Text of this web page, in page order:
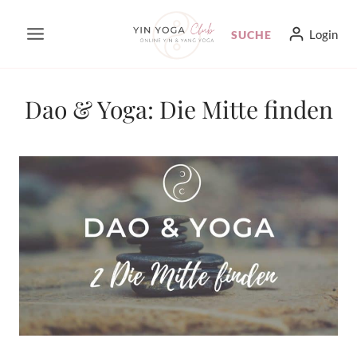
Inhalt
SUCHE Login
Dao & Yoga: Die Mitte finden